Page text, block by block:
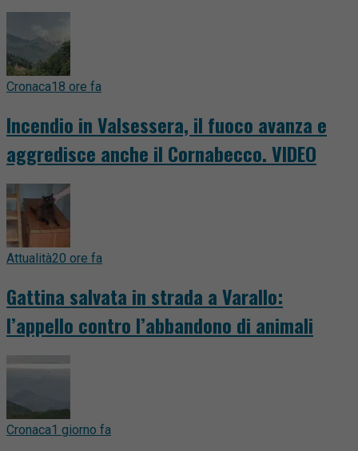
Cronaca18 ore fa
Incendio in Valsessera, il fuoco avanza e
aggredisce anche il Cornabecco. VIDEO
Attualità20 ore fa
Gattina salvata in strada a Varallo:
l’appello contro l’abbandono di animali
Cronaca1 giorno fa